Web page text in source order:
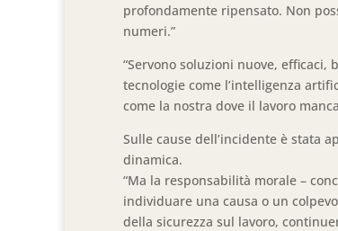
profondamente ripensato. Non
numeri.”
“Servono soluzioni nuove,
tecnologie come l’intelligenza
come la nostra dove il lavoro
Sulle cause dell’incidente è stata
dinamica.
“Ma la responsabilità morale –
individuare una causa o un
della sicurezza sul lavoro,